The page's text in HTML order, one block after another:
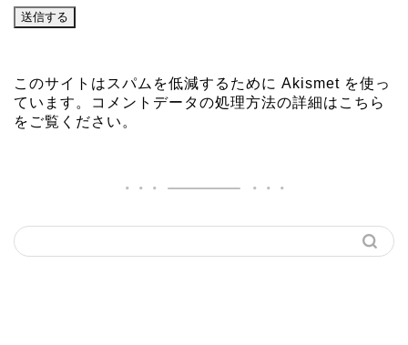
このサイトはスパムを低減するために Akismet を使っ
ています。
コメントデータの処理方法の詳細はこちら
をご覧ください 。